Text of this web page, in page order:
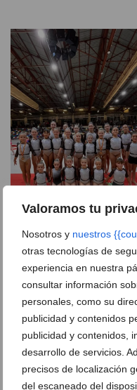
Valoramos tu
Nosotros y nuestros
otras tecnologías de
experiencia en nuestra
consultar información
personales, como su
publicidad y contenidos
publicidad y contenidos,
desarrollo de servicios.
precisos de localización
del escaneado del
XXII Trofeo Internacional de Gimnasia
Artística de Elche (2)